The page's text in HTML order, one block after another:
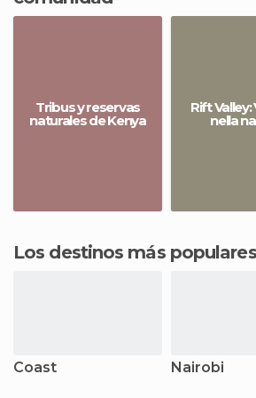
Tribus y reservas
naturales de Kenya
Rift
nella
Los destinos más populares
Coast Nairobi